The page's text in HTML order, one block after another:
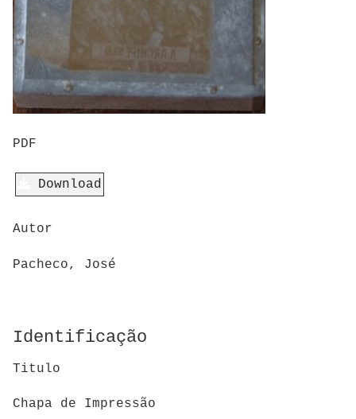
PDF
Download
Autor
Pacheco, José
Identificação
Titulo
Chapa de Impressão